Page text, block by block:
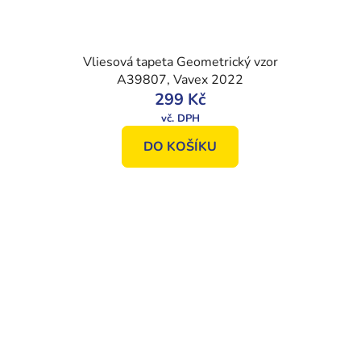
Vliesová tapeta Geometrický vzor
A39807, Vavex 2022
299 Kč
DO KOŠÍKU